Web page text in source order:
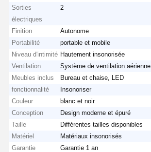
Sorties
électriques
2
Finition
Autonome
Portabilité
portable et mobile
Niveau d'intimité Hautement insonorisée
Ventilation
Système de ventilation aérienne
Meubles inclus
Bureau et chaise, LED
fonctionnalité
Insonoriser
Couleur
blanc et noir
Conception
Design moderne et épuré
Taille
Différentes tailles disponibles
Matériel
Matériaux insonorisés
Garantie
Garantie 1 an